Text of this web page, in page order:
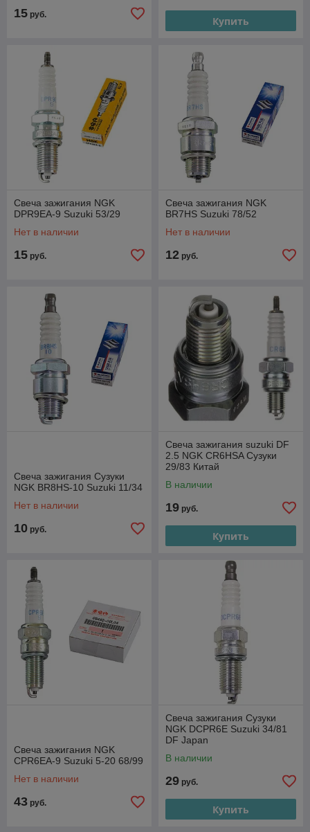
15 руб. Купить
Свеча зажигания NGK
DPR9EA-9 Suzuki 53/29
Нет в наличии
15 руб.
Свеча зажигания NGK
BR7HS Suzuki 78/52
Нет в наличии
12 руб.
Свеча зажигания Сузуки
NGK BR8HS-10 Suzuki 11/34
Нет в наличии
10 руб.
Свеча зажигания suzuki DF
2.5 NGK CR6HSA Сузуки
29/83 Китай
В наличии
19 руб.
Купить
Свеча зажигания NGK
CPR6EA-9 Suzuki 5-20 68/99
Нет в наличии
43 руб.
Свеча зажигания Сузуки
NGK DCPR6E Suzuki 34/81
DF Japan
В наличии
29 руб.
Купить